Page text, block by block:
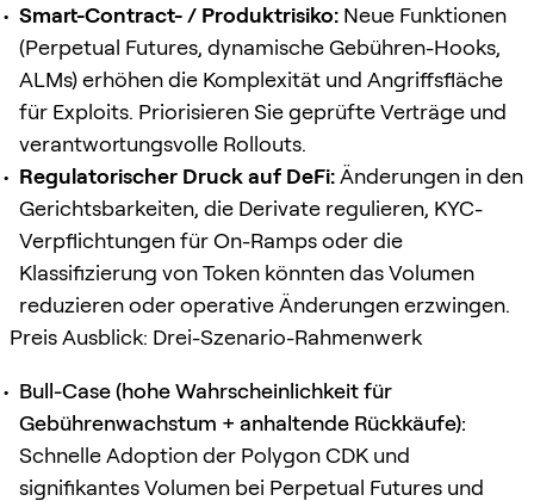
Smart-Contract- / Produktrisiko: Neue Funktionen
(Perpetual Futures, dynamische Gebühren-Hooks,
ALMs) erhöhen die Komplexität und Angriffsfläche
für Exploits. Priorisieren Sie geprüfte Verträge und
verantwortungsvolle Rollouts.
Regulatorischer Druck auf DeFi:Änderungen in den
Gerichtsbarkeiten, die Derivate regulieren, KYC-
Verpflichtungen für On-Ramps oder die
Klassifizierung von Token könnten das Volumen
reduzieren oder operative Änderungen erzwingen.
Preis Ausblick: Drei-Szenario-Rahmenwerk
Bull-Case (hohe Wahrscheinlichkeit für
Gebührenwachstum + anhaltende Rückkäufe):
Schnelle Adoption der Polygon CDK und
signifikantes Volumen bei Perpetual Futures und